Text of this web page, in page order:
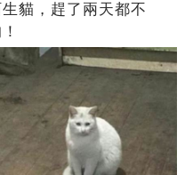
貓，趕了兩天都不